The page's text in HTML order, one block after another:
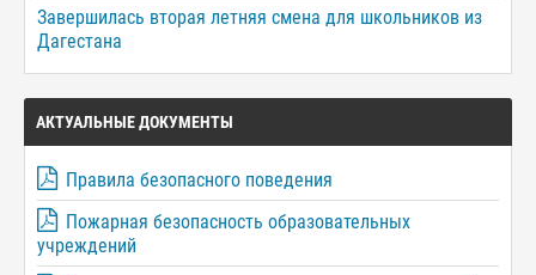
Завершилась вторая летняя смена для школьников из
Дагестана
АКТУАЛЬНЫЕ ДОКУМЕНТЫ
Правила безопасного поведения
Пожарная безопасность образовательных
учреждений